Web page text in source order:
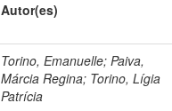
Autor(es)
Torino, Emanuelle; Paiva,
Márcia Regina; Torino, Lígia
Patrícia